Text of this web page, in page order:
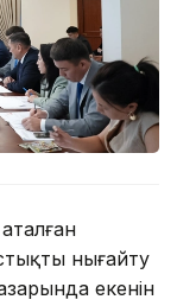
нығайту
екенін